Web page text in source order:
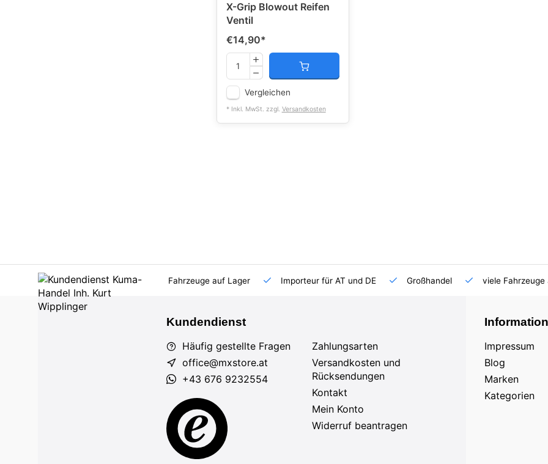
X-Grip Blowout Reifen
Ventil
€14,90*
Vergleichen
* Inkl. MwSt. zzgl. Versandkosten
Großhandel viele Fahrzeuge auf Lager Importeur für AT und DE Großhandel viele Fahrzeuge
Kundendienst
Häufig gestellte Fragen
office@mxstore.at
+43 676 9232554
Zahlungsarten
Versandkosten und
Rücksendungen
Kontakt
Mein Konto
Widerruf beantragen
Impressum
Blog
Marken
Kategorien